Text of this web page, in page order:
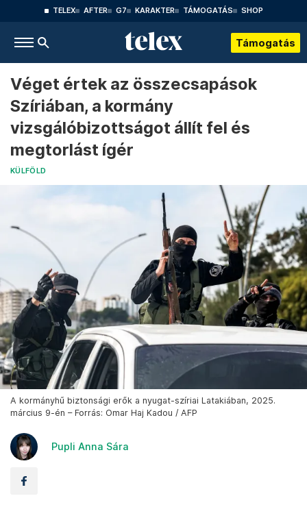
TELEX AFTER G7 KARAKTER TÁMOGATÁS SHOP
Támogatás
Véget értek az összecsapások
Szíriában, a kormány
vizsgálóbizottságot állít fel és
megtorlást ígér
KÜLFÖLD
A kormányhű biztonsági erők a nyugat-szíriai Latakiában, 2025.
március 9-én – Forrás: Omar Haj Kadou / AFP
Pupli Anna Sára